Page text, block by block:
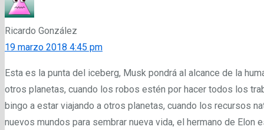
Ricardo González
19 marzo 2018 4:45 pm
Esta es la punta del iceberg, Musk pondrá al alcance de la
otros planetas, cuando los robos estén por hacer todos los
bingo a estar viajando a otros planetas, cuando los recursos
nuevos mundos para sembrar nueva vida, el hermano de Elon